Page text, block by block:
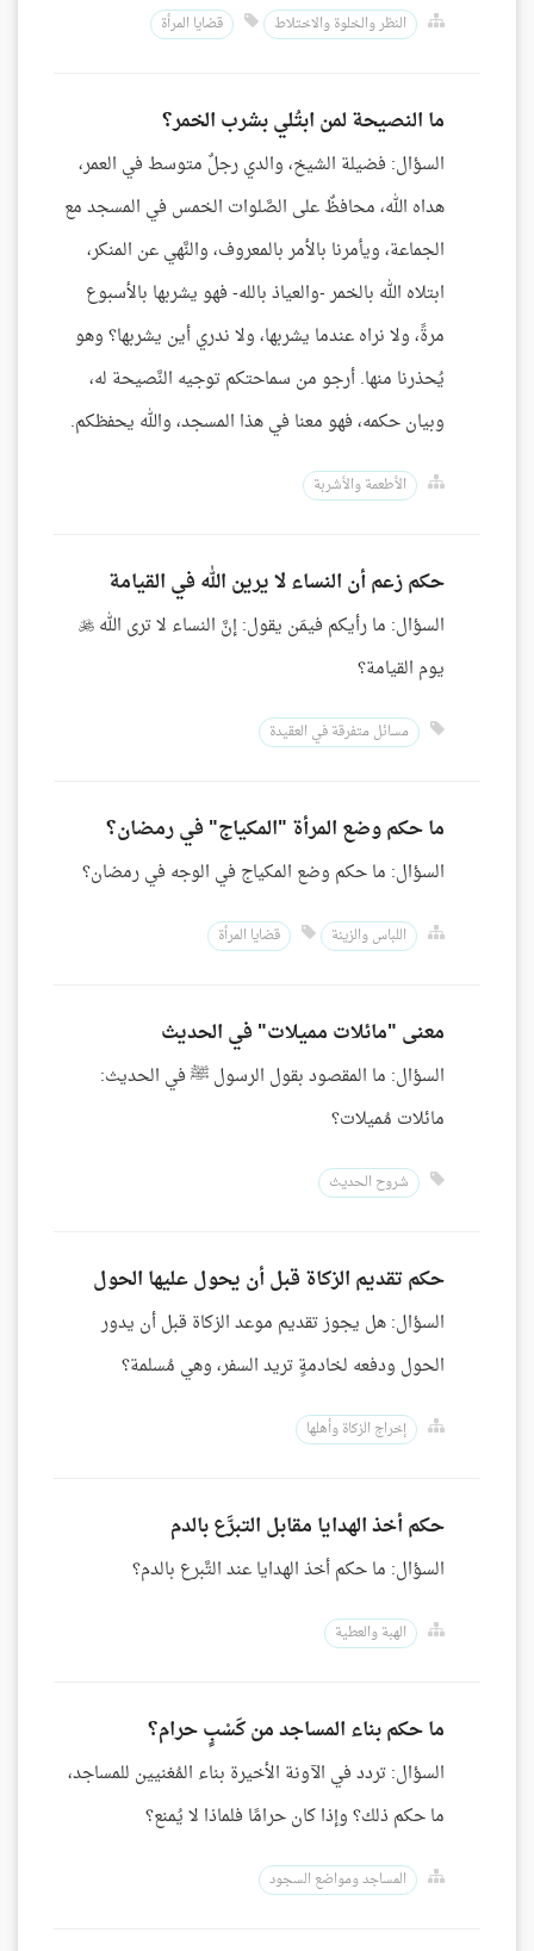
النظر والخلوة والاختلاط قضايا المرأة
ما النصيحة لمن ابتُلي بشرب الخمر؟
السؤال: فضيلة الشيخ، والدي رجلٌ متوسط في العمر،
هداه الله، محافظٌ على الصَّلوات الخمس في المسجد مع
الجماعة، ويأمرنا بالأمر بالمعروف، والنَّهي عن المنكر،
ابتلاه الله بالخمر -والعياذ بالله- فهو يشربها بالأسبوع
مرةً، ولا نراه عندما يشربها، ولا ندري أين يشربها؟ وهو
يُحذرنا منها. أرجو من سماحتكم توجيه النَّصيحة له،
وبيان حكمه، فهو معنا في هذا المسجد، والله يحفظكم.
الأطعمة والأشربة
حكم زعم أن النساء لا يرين الله في القيامة
السؤال: ما رأيكم فيمَن يقول: إنَّ النساء لا ترى الله 
يوم القيامة؟
مسائل متفرقة في العقيدة
ما حكم وضع المرأة "المكياج" في رمضان؟
السؤال: ما حكم وضع المكياج في الوجه في رمضان؟
اللباس والزينة قضايا المرأة
معنى "مائلات مميلات" في الحديث
السؤال: ما المقصود بقول الرسول ﷺ في الحديث:
مائلات مُميلات؟
شروح الحديث
حكم تقديم الزكاة قبل أن يحول عليها الحول
السؤال: هل يجوز تقديم موعد الزكاة قبل أن يدور
الحول ودفعه لخادمةٍ تريد السفر، وهي مُسلمة؟
إخراج الزكاة وأهلها
حكم أخذ الهدايا مقابل التبرَّع بالدم
السؤال: ما حكم أخذ الهدايا عند التَّبرع بالدم؟
الهبة والعطية
ما حكم بناء المساجد من كَسْبٍ حرام؟
السؤال: تردد في الآونة الأخيرة بناء المُغنيين للمساجد،
ما حكم ذلك؟ وإذا كان حرامًا فلماذا لا يُمنع؟
المساجد ومواضع السجود